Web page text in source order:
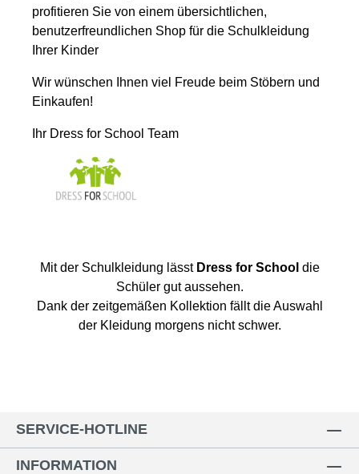
profitieren Sie von einem übersichtlichen,
benutzerfreundlichen Shop für die Schulkleidung
Ihrer Kinder
Wir wünschen Ihnen viel Freude beim Stöbern und
Einkaufen!
Ihr Dress for School Team
Mit der Schulkleidung lässt Dress for School die
Schüler gut aussehen.
Dank der zeitgemäßen Kollektion fällt die Auswahl
der Kleidung morgens nicht schwer.
SERVICE-HOTLINE
INFORMATION